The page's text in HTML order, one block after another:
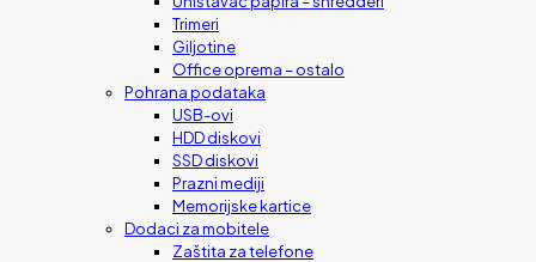
Trimeri
Giljotine
Office oprema – ostalo
Pohrana podataka
USB-ovi
HDD diskovi
SSD diskovi
Prazni mediji
Memorijske kartice
Dodaci za mobitele
Zaštita za telefone